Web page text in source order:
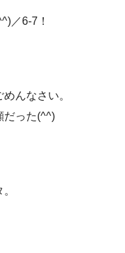
／6-7！
んなさい。
だった(^^)